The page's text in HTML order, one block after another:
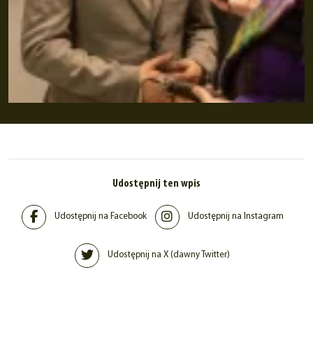
Udostępnij ten wpis
Udostępnij na Facebook Udostępnij na Instagram
Udostępnij na X (dawny Twitter)